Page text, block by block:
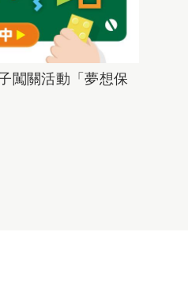
闖關活動「夢想保